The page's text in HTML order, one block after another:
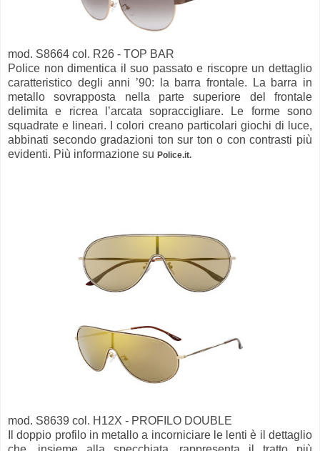
mod. S8664 col. R26 - TOP BAR
Police non dimentica il suo passato e riscopre un dettaglio
caratteristico degli anni ’90: la barra frontale. La barra in
metallo sovrapposta nella parte superiore del frontale
delimita e ricrea l’arcata sopraccigliare. Le forme sono
squadrate e lineari. I colori creano particolari giochi di luce,
abbinati secondo gradazioni ton sur ton o con contrasti più
evidenti. Più informazione su Police.it.
mod. S8639 col. H12X - PROFILO DOUBLE
Il doppio profilo in metallo a incorniciare le lenti è il dettaglio